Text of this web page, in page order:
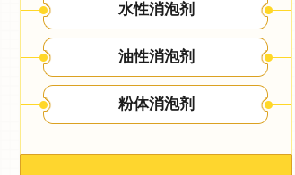
水性消泡剂
油性消泡剂
粉体消泡剂